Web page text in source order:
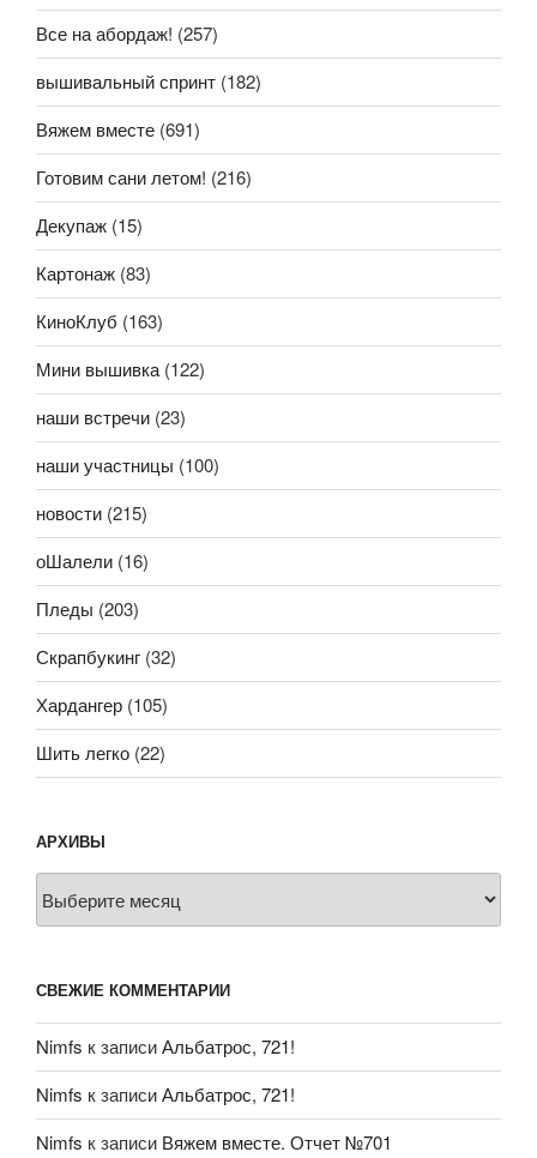
Все на абордаж! (257)
вышивальный спринт (182)
Вяжем вместе (691)
Готовим сани летом! (216)
Декупаж (15)
Картонаж (83)
КиноКлуб (163)
Мини вышивка (122)
наши встречи (23)
наши участницы (100)
новости (215)
оШалели (16)
Пледы (203)
Скрапбукинг (32)
Хардангер (105)
Шить легко (22)
АРХИВЫ
СВЕЖИЕ КОММЕНТАРИИ
Nimfs к записиАльбатрос, 721!
Nimfs к записиАльбатрос, 721!
Nimfs к записи Вяжем вместе. Отчет №701